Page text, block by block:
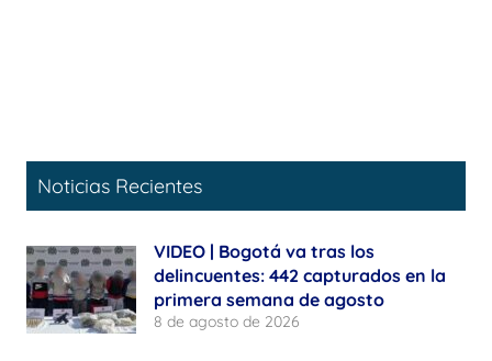
Noticias Recientes
VIDEO | Bogotá va tras los
delincuentes: 442 capturados en la
primera semana de agosto
8 de agosto de 2026